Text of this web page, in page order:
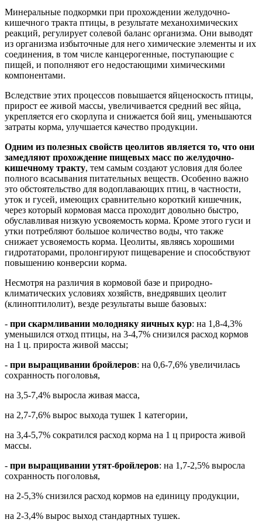
Минеральные подкормки при прохождении желудочно-
кишечного тракта птицы, в результате механохимических
реакций, регулирует солевой баланс организма. Они выводят
из организма избыточные для него химические элементы и их
соединения, в том числе канцерогенные, поступающие с
пищей, и пополняют его недостающими химическими
компонентами.
Вследствие этих процессов повышается яйценоскость птицы,
прирост ее живой массы, увеличивается средний вес яйца,
укрепляется его скорлупа и снижается бой яиц, уменьшаются
затраты корма, улучшается качество продукции.
Одним из полезных свойств цеолитов является то, что они
замедляют прохождение пищевых масс по желудочно-
кишечному тракту, тем самым создают условия для более
полного всасывания питательных веществ. Особенно важно
это обстоятельство для водоплавающих птиц, в частности,
уток и гусей, имеющих сравнительно короткий кишечник,
через который кормовая масса проходит довольно быстро,
обуславливая низкую усвояемость корма. Кроме этого гуси и
утки потребляют большое количество воды, что также
снижает усвояемость корма. Цеолиты, являясь хорошими
гидротаторами, пролонгируют пищеварение и способствуют
повышению конверсии корма.
Несмотря на различия в кормовой базе и природно-
климатических условиях хозяйств, внедрявших цеолит
(клиноптилолит), везде результаты выше базовых:
- при скармливании молодняку яичных кур: на 1,8-4,3%
уменьшился отход птицы, на 3-4,7% снизился расход кормов
на 1 ц. прироста живой массы;
- при выращивании бройлеров: на 0,6-7,6% увеличилась
сохранность поголовья,
на 3,5-7,4% выросла живая масса,
на 2,7-7,6% вырос выхода тушек 1 категории,
на 3,4-5,7% сократился расход корма на 1 ц прироста живой
массы.
- при выращивании утят-бройлеров: на 1,7-2,5% выросла
сохранность поголовья,
на 2-5,3% снизился расход кормов на единицу продукции,
на 2-3,4% вырос выход стандартных тушек.